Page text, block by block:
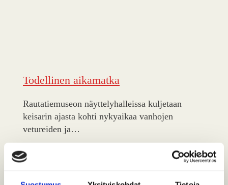
Todellinen aikamatka
Rautatiemuseon näyttelyhalleissa kuljetaan
keisarin ajasta kohti nykyaikaa vanhojen
vetureiden ja…